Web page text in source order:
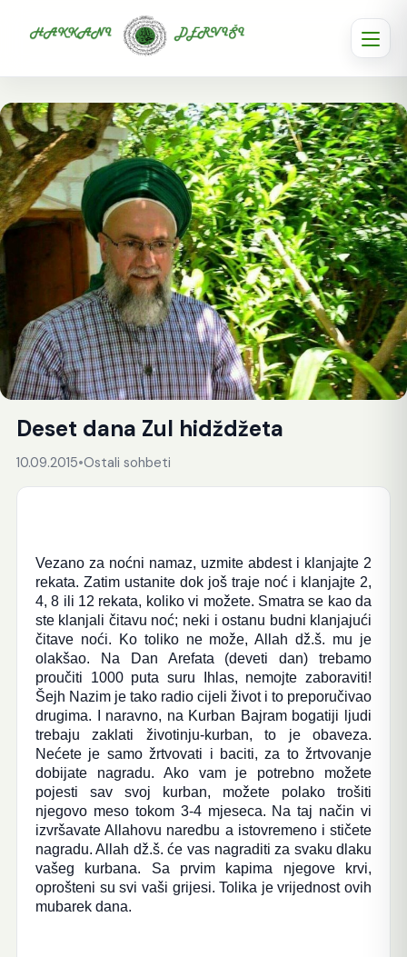
Deset dana Zul hidždžeta
10.09.2015•Ostali sohbeti
Vezano za noćni namaz, uzmite abdest i klanjajte 2
rekata. Zatim ustanite dok još traje noć i klanjajte 2,
4, 8 ili 12 rekata, koliko vi možete. Smatra se kao da
ste klanjali čitavu noć; neki i ostanu budni klanjajući
čitave noći. Ko toliko ne može, Allah dž.š. mu je
olakšao. Na Dan Arefata (deveti dan) trebamo
proučiti 1000 puta suru Ihlas, nemojte zaboraviti!
Šejh Nazim je tako radio cijeli život i to preporučivao
drugima. I naravno, na Kurban Bajram bogatiji ljudi
trebaju zaklati životinju-kurban, to je obaveza.
Nećete je samo žrtvovati i baciti, za to žrtvovanje
dobijate nagradu. Ako vam je potrebno možete
pojesti sav svoj kurban, možete polako trošiti
njegovo meso tokom 3-4 mjeseca. Na taj način vi
izvršavate Allahovu naredbu a istovremeno i stičete
nagradu. Allah dž.š. će vas nagraditi za svaku dlaku
vašeg kurbana. Sa prvim kapima njegove krvi,
oprošteni su svi vaši grijesi. Tolika je vrijednost ovih
mubarek dana.